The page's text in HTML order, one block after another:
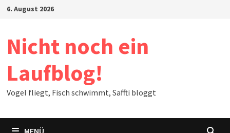
Zum6. August 2026
Nicht noch ein
Laufblog!
Vogel fliegt, Fisch schwimmt, Saffti bloggt
MENÜ